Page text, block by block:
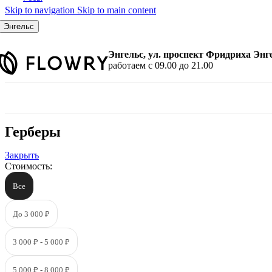
Skip to navigation Skip to main content
Энгельс
Энгельс, ул. проспект Фридриха
работаем с 09.00 до 21.00
По количеству
15 шт.
21 шт.
Малиновые розы
Герберы
Закрыть
Стоимость:
Все
До 3 000 ₽
3 000 ₽ - 5 000 ₽
5 000 ₽ - 8 000 ₽